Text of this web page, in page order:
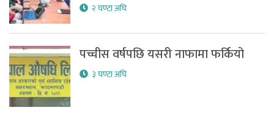
२ घण्टा अघि
पच्चीस वर्षपछि यसरी नाफामा फर्कियो
३ घण्टा अघि